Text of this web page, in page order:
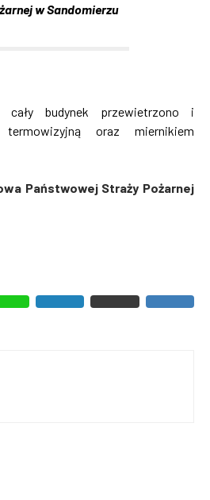
w Sandomierzu
cały budynek przewietrzono i
oraz miernikiem
Państwowej Straży Pożarnej